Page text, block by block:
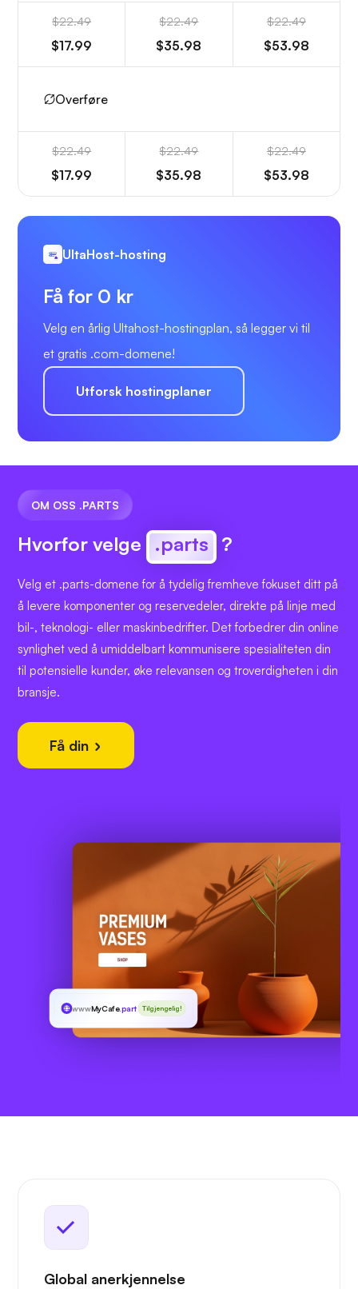
$22.49
$17.99
$22.49
$35.98
$22.49
$53.98
Overføre
$22.49
$17.99
$22.49
$35.98
$22.49
$53.98
UltaHost-hosting
Få for 0 kr
Velg en årlig Ultahost-hostingplan, så legger vi til
et gratis .com-domene!
Utforsk hostingplaner
OM OSS .PARTS
Hvorfor velge .parts ?
Velg et .parts-domene for å tydelig fremheve fokuset ditt på
å levere komponenter og reservedeler, direkte på linje med
bil-, teknologi- eller maskinbedrifter. Det forbedrer din online
synlighet ved å umiddelbart kommunisere spesialiteten din
til potensielle kunder, øke relevansen og troverdigheten i din
bransje.
Få din
wwwMyCafe.parts Tilgjengelig!
Global anerkjennelse